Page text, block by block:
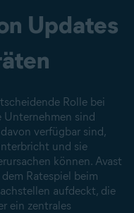
Updates
Rolle bei
Unternehmen sind
verfügbar sind,
und sie
können. Avast
Ratespiel beim
aufdeckt, die
ein zentrales